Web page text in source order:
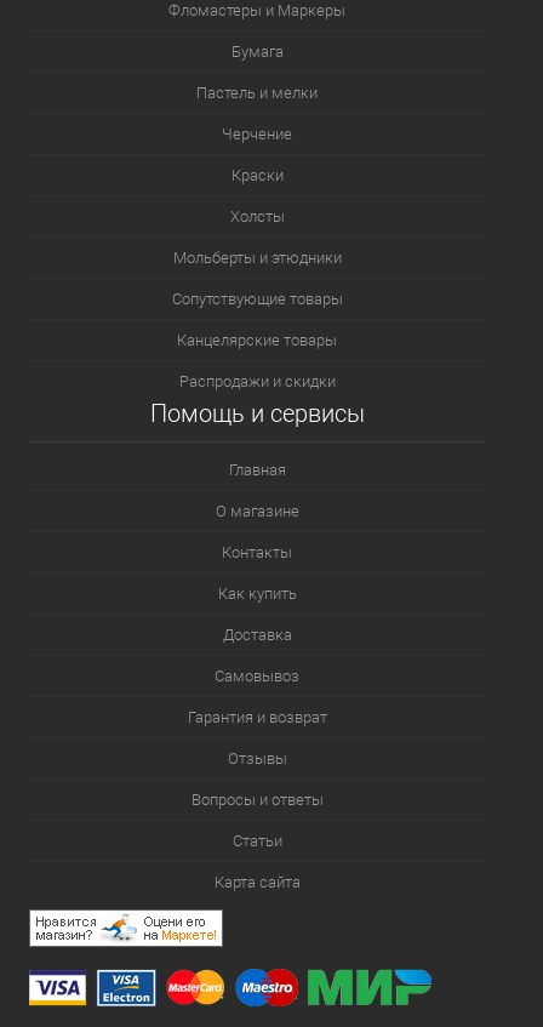
Фломастеры и Маркеры
Бумага
Пастель и мелки
Черчение
Краски
Холсты
Мольберты и этюдники
Сопутствующие товары
Канцелярские товары
Распродажи и скидки
Помощь и сервисы
Главная
О магазине
Контакты
Как купить
Доставка
Самовывоз
Гарантия и возврат
Отзывы
Вопросы и ответы
Статьи
Карта сайта